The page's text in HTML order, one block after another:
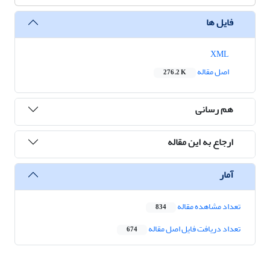
فایل ها
اصل مقاله
276.2 K
هم رسانی
ارجاع به این مقاله
آمار
تعداد مشاهده مقاله 834
تعداد دریافت فایل اصل مقاله 674